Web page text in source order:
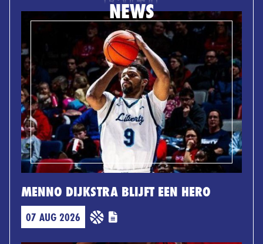
NEWS
MENNO DIJKSTRA BLIJFT EEN HERO
07 AUG 2026